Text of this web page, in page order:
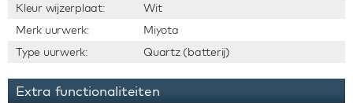
Kleur wijzerplaat:
Wit
Merk uurwerk:
Miyota
Type uurwerk:
Quartz (batterij)
Extra functionaliteiten